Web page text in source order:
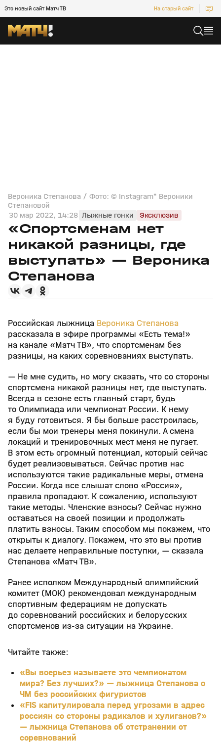
Это новый сайт Матч ТВ На старый сайт
Вероника Степанова / Фото: © Instagram* Вероники
Степановой
30 мар 2022, 14:28 Лыжные гонки Эксклюзив
«Спортсменам нет
никакой разницы, где
выступать» — Вероника
Степанова
Российская лыжница Вероника Степанова
рассказала в эфире программы «Есть тема!»
на канале «Матч ТВ», что спортсменам без
разницы, на каких соревнованиях выступать.
— Не мне судить, но могу сказать, что со стороны
спортсмена никакой разницы нет, где выступать.
Всегда в сезоне есть главный старт, будь
то Олимпиада или чемпионат России. К нему
я буду готовиться. Я бы больше расстроилась,
если бы мои тренеры меня покинули. А смена
локаций и тренировочных мест меня не пугает.
В этом есть огромный потенциал, который сейчас
будет реализовываться. Сейчас против нас
используются такие радикальные меры, отмена
России. Когда все слышат слово «Россия»,
правила пропадают. К сожалению, используют
такие методы. Членские взносы? Сейчас нужно
оставаться на своей позиции и продолжать
платить взносы. Таким способом мы покажем, что
открыты к диалогу. Покажем, что это вы против
нас делаете неправильные поступки, — сказала
Степанова «Матч ТВ».
Ранее исполком Международный олимпийский
комитет (МОК) рекомендовал международным
спортивным федерациям не допускать
до соревнований российских и белорусских
спортсменов из-за ситуации на Украине.
Читайте также:
«Вы всерьез называете это чемпионатом
мира? Без лучших?» — лыжница Степанова о
ЧМ без российских фигуристов
«FIS капитулировала перед угрозами в адрес
россиян со стороны радикалов и хулиганов?»
— лыжница Степанова об отстранении от
соревнований